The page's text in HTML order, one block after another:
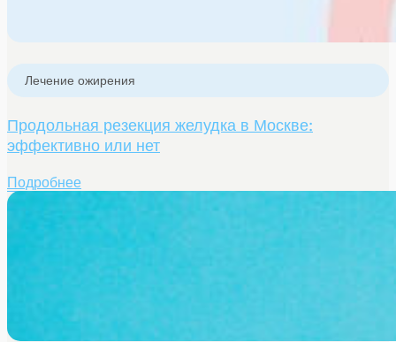
Лечение ожирения
Продольная резекция желудка в Москве:
эффективно или нет
Подробнее